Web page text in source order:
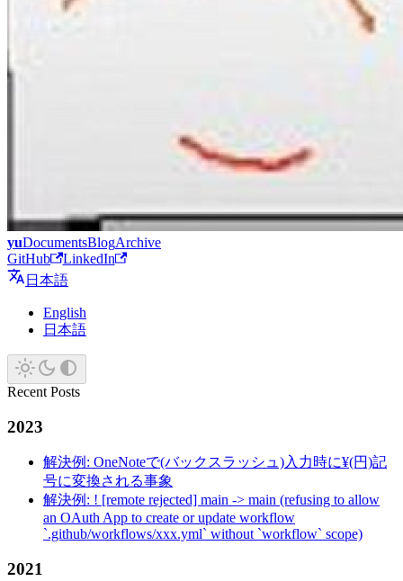
yuDocumentsBlogArchive
GitHub
LinkedIn
日本語
English
日本語
Recent Posts
2023
解決例: OneNoteで(バックスラッシュ)入力時に¥(円)記
号に変換される事象
解決例: ! [remote rejected] main -> main (refusing to allow
an OAuth App to create or update workflow
`.github/workflows/xxx.yml` without `workflow` scope)
2021